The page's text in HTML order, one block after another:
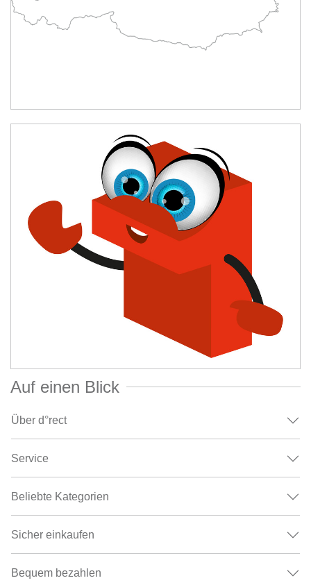
Auf einen Blick
Über d°rect
Service
Beliebte Kategorien
Sicher einkaufen
Bequem bezahlen